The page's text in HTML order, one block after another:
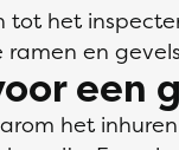
tot het
en
een
het